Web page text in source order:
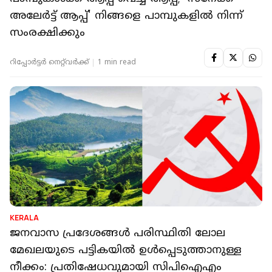
അലേര്‍ട്ട് ആപ്പ്' നിങ്ങളെ പാമ്പുകളില്‍ നിന്ന്
സംരക്ഷിക്കും
റിപ്പോർട്ടർ നെറ്റ്‌വര്‍ക്ക്‌ 1 min read
KERALA
ജനവാസ പ്രദേശങ്ങള്‍ പരിസ്ഥിതി ലോല
മേഖലയുടെ പട്ടികയില്‍ ഉള്‍പ്പെടുത്താനുള്ള
നീക്കം: പ്രതിഷേധവുമായി സിപിഐഎം